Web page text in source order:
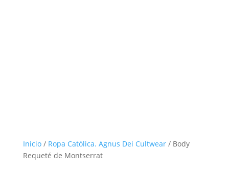
Inicio/ Ropa Católica. Agnus Dei Cultwear/ Body
Requeté de Montserrat